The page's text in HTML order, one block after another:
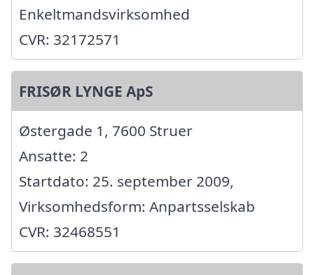
Enkeltmandsvirksomhed
CVR: 32172571
FRISØR LYNGE ApS
Østergade 1, 7600 Struer
Ansatte: 2
Startdato: 25. september 2009,
Virksomhedsform: Anpartsselskab
CVR: 32468551